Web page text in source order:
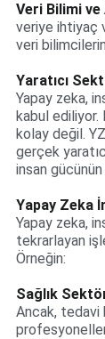
Veri Bilimi
veriye ihtiyaç
veri
Yaratıcı
Yapay zeka,
kabul ediliyor.
kolay değil.
gerçek
insan
Yapay Zeka
Yapay zeka,
tekrarlayan
Örneğin:
Sağlık
Ancak, tedavi